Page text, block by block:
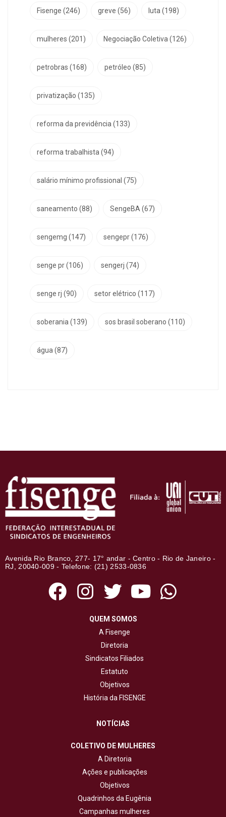
Fisenge (246) greve (56) luta (198)
mulheres (201) Negociação Coletiva (126)
petrobras (168) petróleo (85)
privatização (135)
reforma da previdência (133)
reforma trabalhista (94)
salário mínimo profissional (75)
saneamento (88) SengeBA (67)
sengemg (147) sengepr(176)
senge pr(106) sengerj (74)
senge rj (90) setor elétrico (117)
soberania (139) sos brasil soberano (110)
água (87)
Avenida Rio Branco, 277- 17° andar - Centro - Rio de Janeiro -
RJ, 20040-009 - Telefone: (21) 2533-0836
QUEM SOMOS
A Fisenge
Diretoria
Sindicatos Filiados
Estatuto
Objetivos
História da FISENGE
NOTÍCIAS
COLETIVO DE MULHERES
A Diretoria
Ações e publicações
Objetivos
Quadrinhos da Eugênia
Campanhas mulheres